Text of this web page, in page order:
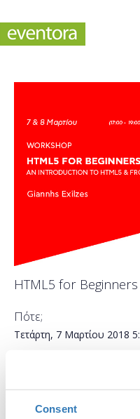
Consent
HTML5 for Beginners
Πότε;
Τετάρτη, 7 Μαρτίου 2018